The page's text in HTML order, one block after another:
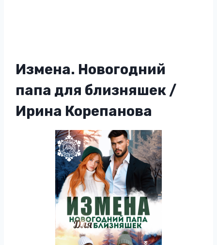
Измена. Новогодний
папа для близняшек /
Ирина Корепанова